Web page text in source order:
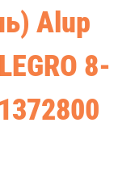
Alup
8-